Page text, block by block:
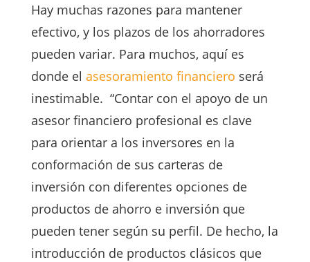
Hay muchas razones para mantener
efectivo, y los plazos de los ahorradores
pueden variar. Para muchos, aquí es
donde el asesoramiento financiero será
inestimable. “Contar con el apoyo de un
asesor financiero profesional es clave
para orientar a los inversores en la
conformación de sus carteras de
inversión con diferentes opciones de
productos de ahorro e inversión que
pueden tener según su perfil. De hecho, la
introducción de productos clásicos que